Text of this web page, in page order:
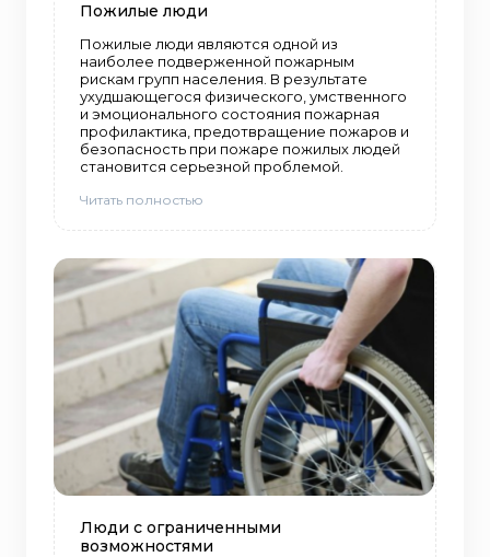
Пожилые люди
Пожилые люди являются одной из
наиболее подверженной пожарным
рискам групп населения. В результате
ухудшающегося физического, умственного
и эмоционального состояния пожарная
профилактика, предотвращение пожаров и
безопасность при пожаре пожилых людей
становится серьезной проблемой.
Читать полностью
Люди с ограниченными
возможностями